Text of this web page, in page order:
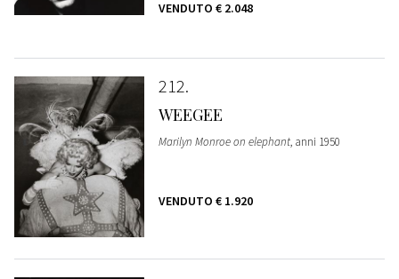
VENDUTO € 2.048
212
WEEGEE
Marilyn Monroe on elephant, anni 1950
VENDUTO € 1.920